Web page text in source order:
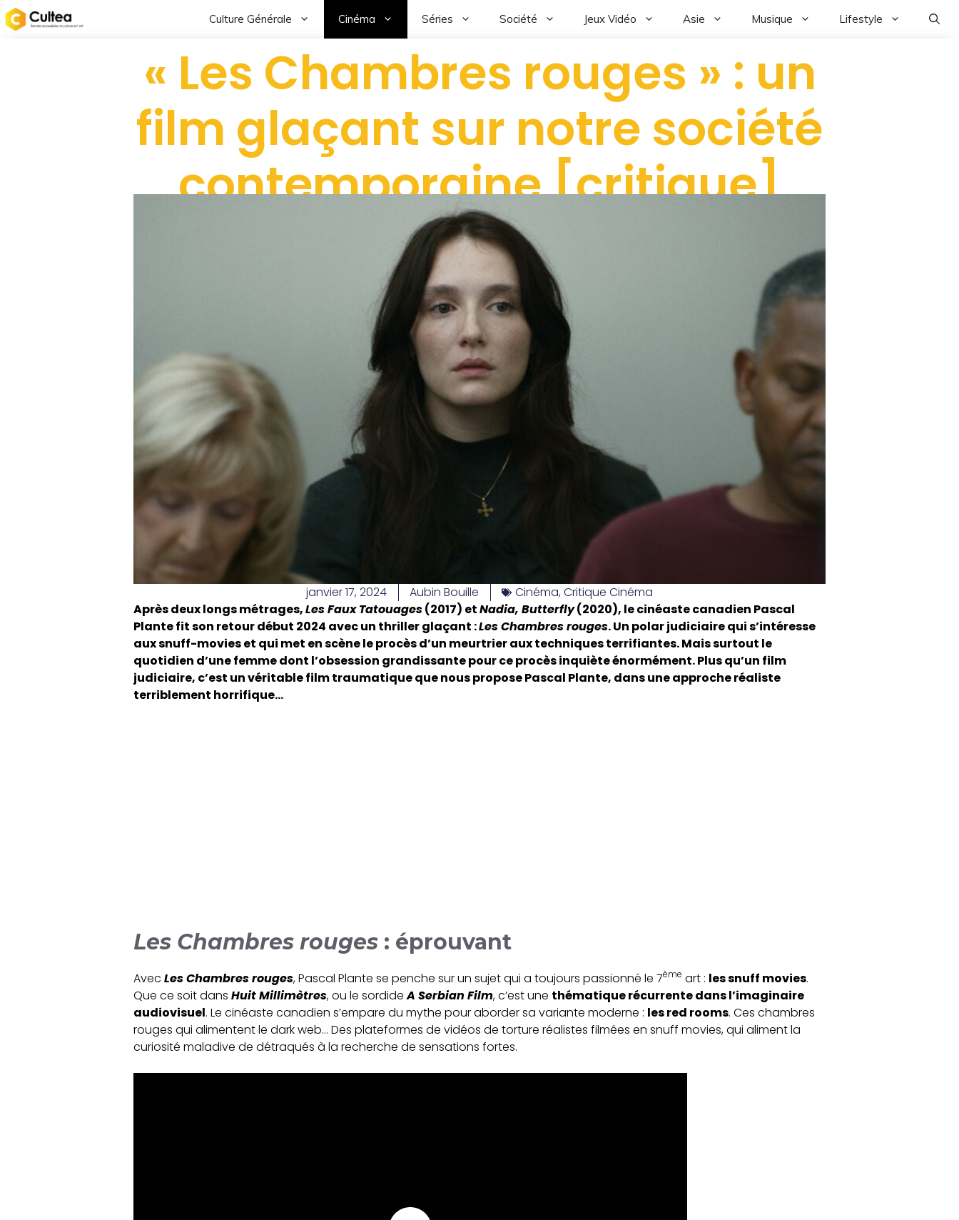
Culture Générale Cinéma Séries Société Jeux Vidéo Asie Musique Lifestyle
« Les Chambres rouges » : un
film glaçant sur notre société
contemporaine [critique]
janvier 17, 2024 Aubin Bouille Cinéma,Critique Cinéma
Après deux longs métrages,Les Faux Tatouages(2017) etNadia, Butterfly(2020), le cinéaste canadien Pascal
Plante fit son retour début 2024 avec un thriller glaçant :Les Chambres rouges. Un polar judiciaire qui s’intéresse
aux snuff-movies et qui met en scène le procès d’un meurtrier aux techniques terrifiantes. Mais surtout le
quotidien d’une femme dont l’obsession grandissante pour ce procès inquiète énormément. Plus qu’un film
judiciaire, c’est un véritable film traumatique que nous propose Pascal Plante, dans une approche réaliste
terriblement horrifique…
Les Chambres rouges : éprouvant
Avec Les Chambres rouges, Pascal Plante se penche sur un sujet qui a toujours passionné le 7ème art : les snuff movies.
Que ce soit dans Huit Millimètres, ou le sordideA Serbian Film, c’est une thématique récurrente dans l’imaginaire
audiovisuel. Le cinéaste canadien s’empare du mythe pour aborder sa variante moderne : les red rooms. Ces chambres
rouges qui alimentent le dark web… Des plateformes de vidéos de torture réalistes filmées en snuff movies, qui aliment la
curiosité maladive de détraqués à la recherche de sensations fortes.